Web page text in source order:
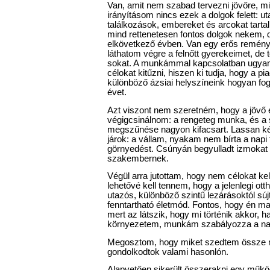
Van, amit nem szabad tervezni jövőre,
irányításom nincs ezek a dolgok felett:
találkozások, embereket és arcokat
mind rettenetesen fontos dolgok nekem,
elkövetkező évben. Van egy erős
láthatom végre a felnőtt gyerekeimet, de
sokat. A munkámmal kapcsolatban
célokat kitűzni, hiszen ki tudja, hogy a
különböző ázsiai helyszíneink hogyan
évet.
Azt viszont nem szeretném, hogy a jövő
végigcsinálnom: a rengeteg munka, és a
megszűnése nagyon kifacsart. Lassan
járok: a vállam, nyakam nem bírta a napi
görnyedést. Csúnyán begyulladt
szakembernek.
Végül arra jutottam, hogy nem célokat
lehetővé kell tennem, hogy a jelenlegi
utazós, különböző szintű lezárásoktól
fenntartható életmód. Fontos, hogy én
mert az látszik, hogy mi történik akkor,
környezetem, munkám szabályozza a
Megosztom, hogy miket szedtem össze
gondolkodtok valami hasonlón.